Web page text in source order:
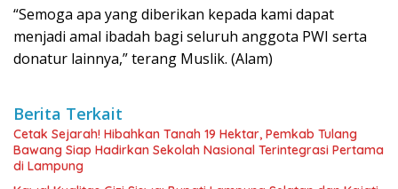
“Semoga apa yang diberikan kepada kami dapat
menjadi amal ibadah bagi seluruh anggota PWI serta
donatur lainnya,” terang Muslik. (Alam)
Berita Terkait
Cetak Sejarah! Hibahkan Tanah 19 Hektar, Pemkab Tulang
Bawang Siap Hadirkan Sekolah Nasional Terintegrasi Pertama
di Lampung